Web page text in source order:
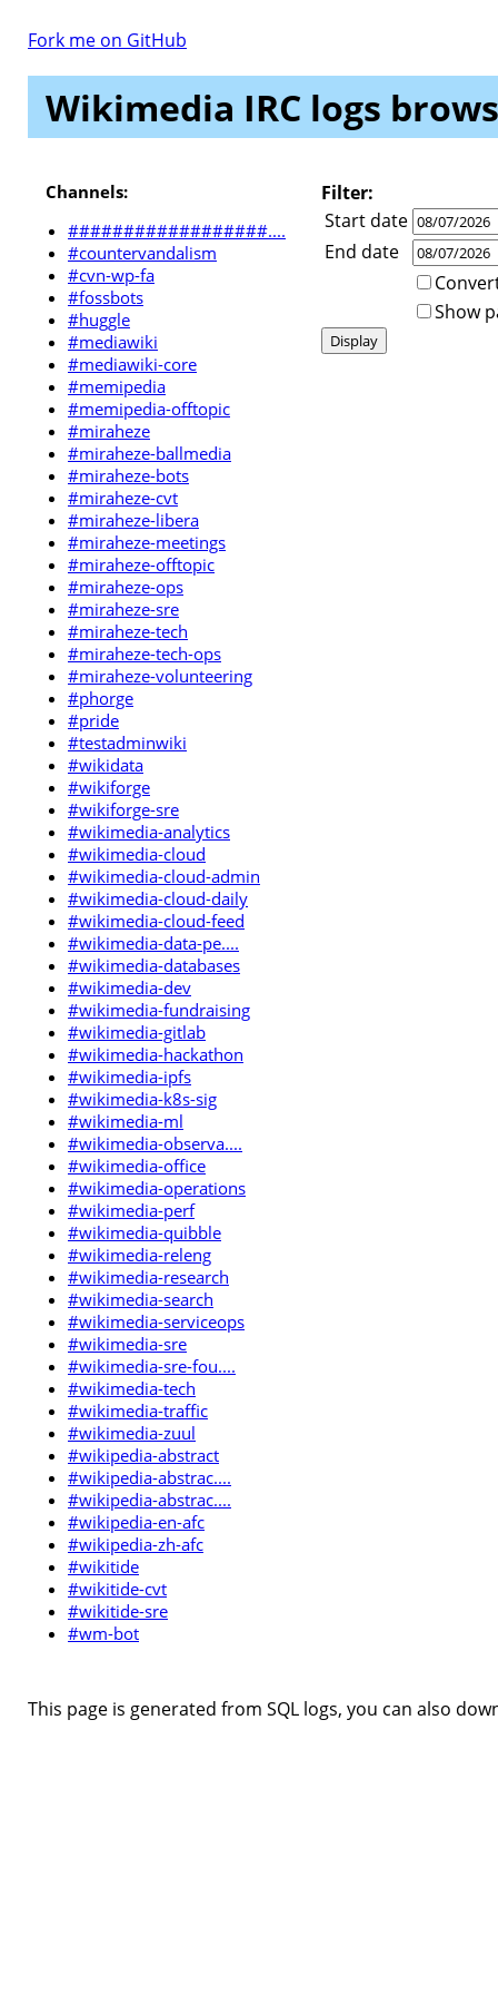
Fork me on GitHub
Wikimedia IRC logs
Channels:
##################....
#countervandalism
#cvn-wp-fa
#fossbots
#huggle
#mediawiki
#mediawiki-core
#memipedia
#memipedia-offtopic
#miraheze
#miraheze-ballmedia
#miraheze-bots
#miraheze-cvt
#miraheze-libera
#miraheze-meetings
#miraheze-offtopic
#miraheze-ops
#miraheze-sre
#miraheze-tech
#miraheze-tech-ops
#miraheze-volunteering
#phorge
#pride
#testadminwiki
#wikidata
#wikiforge
#wikiforge-sre
#wikimedia-analytics
#wikimedia-cloud
#wikimedia-cloud-admin
#wikimedia-cloud-daily
#wikimedia-cloud-feed
#wikimedia-data-pe....
#wikimedia-databases
#wikimedia-dev
#wikimedia-fundraising
#wikimedia-gitlab
#wikimedia-hackathon
#wikimedia-ipfs
#wikimedia-k8s-sig
#wikimedia-ml
#wikimedia-observa....
#wikimedia-office
#wikimedia-operations
#wikimedia-perf
#wikimedia-quibble
#wikimedia-releng
#wikimedia-research
#wikimedia-search
#wikimedia-serviceops
#wikimedia-sre
#wikimedia-sre-fou....
#wikimedia-tech
#wikimedia-traffic
#wikimedia-zuul
#wikipedia-abstract
#wikipedia-abstrac....
#wikipedia-abstrac....
#wikipedia-en-afc
#wikipedia-zh-afc
#wikitide
#wikitide-cvt
#wikitide-sre
#wm-bot
Filter:
Start date
End date
Show
This page is generated from SQL logs, you can also